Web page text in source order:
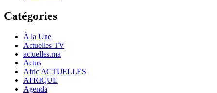
Catégories
À la Une
Actuelles TV
actuelles.ma
Actus
Afric'ACTUELLES
AFRIQUE
Agenda